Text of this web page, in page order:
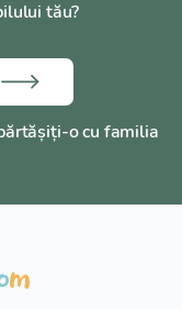
tău?
o cu familia